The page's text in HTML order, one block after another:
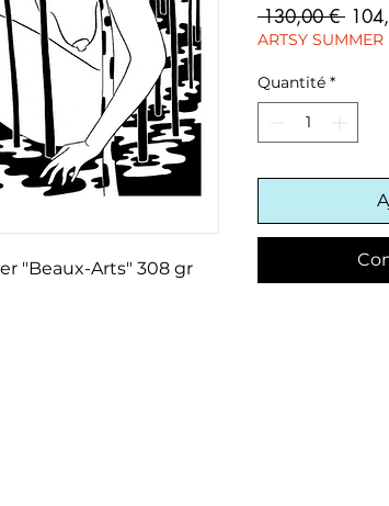
"Beaux-Arts" 308 gr
130,00 € Prix
ARTSY SUMMER
Quantité *